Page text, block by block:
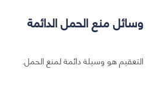
وسائل منع الحمل الدائمة
التعقيم هو وسيلة دائمة لمنع الحمل.